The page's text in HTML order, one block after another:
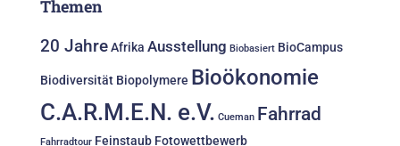
Themen
20 JahreAfrika Ausstellung Biobasiert BioCampus
Biodiversität Biopolymere Bioökonomie
C.A.R.M.E.N. e.V. Cueman Fahrrad
Fahrradtour Feinstaub Fotowettbewerb